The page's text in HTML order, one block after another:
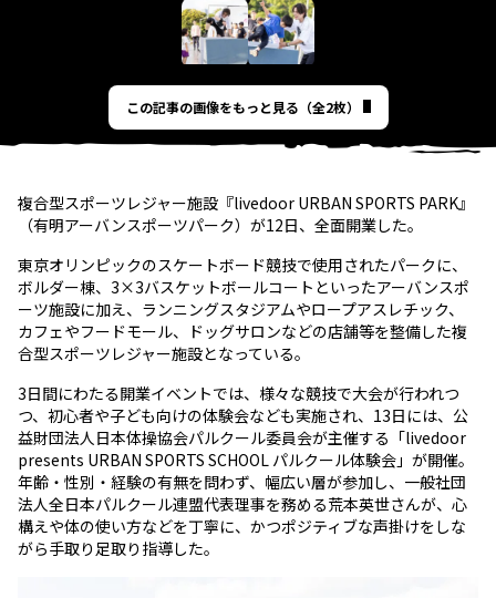
この記事の画像をもっと見る（全2枚）
複合型スポーツレジャー施設『livedoor URBAN SPORTS PARK』
（有明アーバンスポーツパーク）が12日、全面開業した。
東京オリンピックのスケートボード競技で使用されたパークに、
ボルダー棟、3×3バスケットボールコートといったアーバンスポ
ーツ施設に加え、ランニングスタジアムやロープアスレチック、
カフェやフードモール、ドッグサロンなどの店舗等を整備した複
合型スポーツレジャー施設となっている。
3日間にわたる開業イベントでは、様々な競技で大会が行われつ
つ、初心者や子ども向けの体験会なども実施され、13日には、公
益財団法人日本体操協会パルクール委員会が主催する「livedoor
presents URBAN SPORTS SCHOOL パルクール体験会」が開催。
年齢・性別・経験の有無を問わず、幅広い層が参加し、一般社団
法人全日本パルクール連盟代表理事を務める荒本英世さんが、心
構えや体の使い方などを丁寧に、かつポジティブな声掛けをしな
がら手取り足取り指導した。